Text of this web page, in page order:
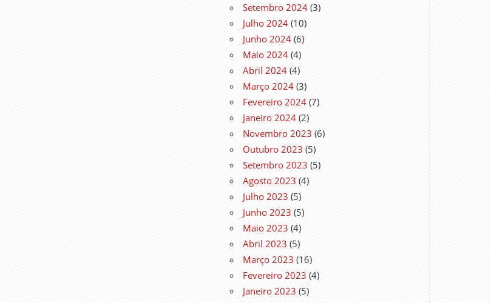
Setembro 2024 (3)
Julho 2024 (10)
Junho 2024 (6)
Maio 2024 (4)
Abril 2024 (4)
Março 2024 (3)
Fevereiro 2024 (7)
Janeiro 2024 (2)
Novembro 2023 (6)
Outubro 2023 (5)
Setembro 2023 (5)
Agosto 2023 (4)
Julho 2023 (5)
Junho 2023 (5)
Maio 2023 (4)
Abril 2023 (5)
Março 2023 (16)
Fevereiro 2023 (4)
Janeiro 2023 (5)